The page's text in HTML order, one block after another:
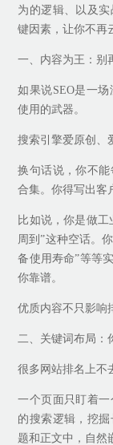
为的逻辑、以及
键因素，让你不再
一、内容为王：别
如果说SEO是一
使用的武器。
搜索引擎爱原创、
换句话说，你不
合集。你得写出客
比如说，你是做
周到”这种空话。
备使用寿命”等等
你靠谱。
优质内容不只影响
二、关键词布局：
很多网站排名上不
一个页面只盯着
的搜索逻辑，挖
题和正文中，自然